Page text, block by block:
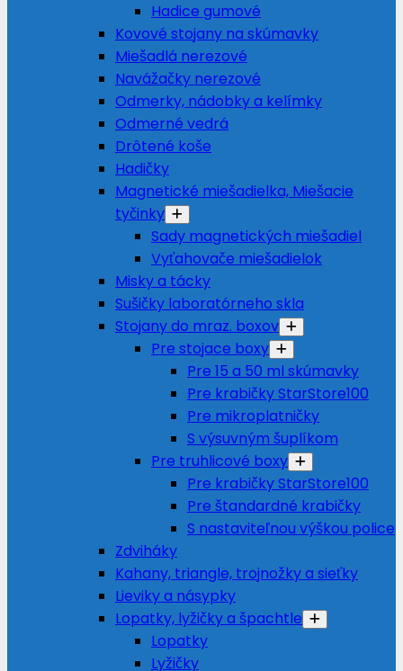
Hadice gumové
Kovové stojany na skúmavky
Miešadlá nerezové
Navážačky nerezové
Odmerky, nádobky a kelímky
Odmerné vedrá
Drôtené koše
Hadičky
Magnetické miešadielka, Miešacie
tyčinky
Sady magnetických miešadiel
Vyťahovače miešadielok
Misky a tácky
Sušičky laboratórneho skla
Stojany do mraz. boxov
Pre stojace boxy
Pre 15 a 50 ml skúmavky
Pre krabičky StarStore100
Pre mikroplatničky
S výsuvným šuplíkom
Pre truhlicové boxy
Pre krabičky StarStore100
Pre štandardné krabičky
S nastaviteľnou výškou police
Zdviháky
Kahany, triangle, trojnožky a sieťky
Lieviky a násypky
Lopatky, lyžičky a špachtle
Lopatky
Lyžičky